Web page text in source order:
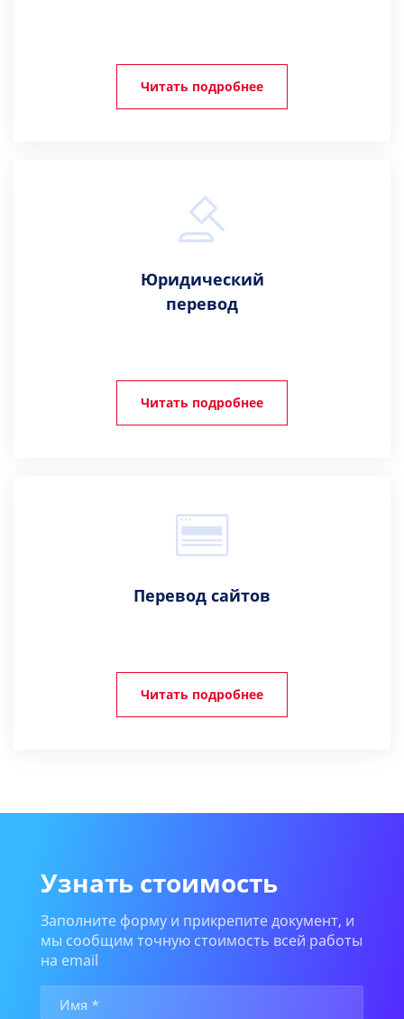
Читать подробнее
Юридический
перевод
Читать подробнее
Перевод сайтов
Читать подробнее
Узнать стоимость
Заполните форму и прикрепите документ, и
мы сообщим точную стоимость всей работы
на email